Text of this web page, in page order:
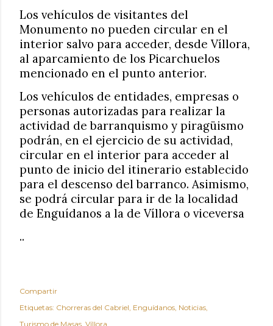
Los vehículos de visitantes del
Monumento no pueden circular en el
interior salvo para acceder, desde Víllora,
al aparcamiento de los Picarchuelos
mencionado en el punto anterior.
Los vehículos de entidades, empresas o
personas autorizadas para realizar la
actividad de barranquismo y piragüismo
podrán, en el ejercicio de su actividad,
circular en el interior para acceder al
punto de inicio del itinerario establecido
para el descenso del barranco. Asimismo,
se podrá circular para ir de la localidad
de Enguídanos a la de Víllora o viceversa
..
Compartir
Etiquetas: Chorreras del Cabriel Enguídanos Noticias
Turismo de Masas Víllora